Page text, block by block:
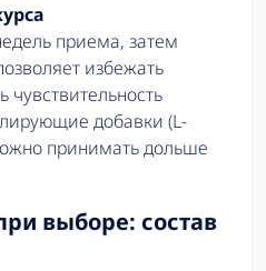
приема, затем
избежать
чувствительность
добавки (L-
принимать дольше
выборе: состав